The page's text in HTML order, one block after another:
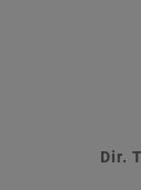
Dir.